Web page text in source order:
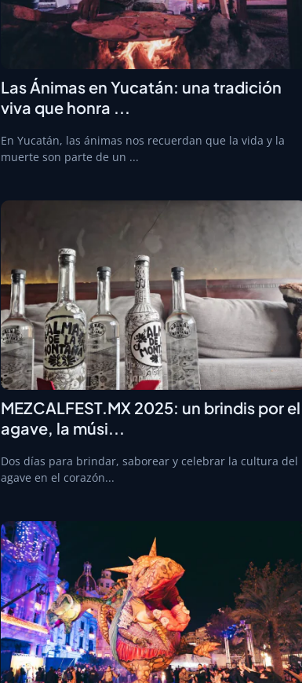
Las Ánimas en Yucatán: una tradición
viva que honra ...
En Yucatán, las ánimas nos recuerdan que la vida y la
muerte son parte de un ...
MEZCALFEST.MX 2025: un brindis por el
agave, la músi...
Dos días para brindar, saborear y celebrar la cultura del
agave en el corazón...